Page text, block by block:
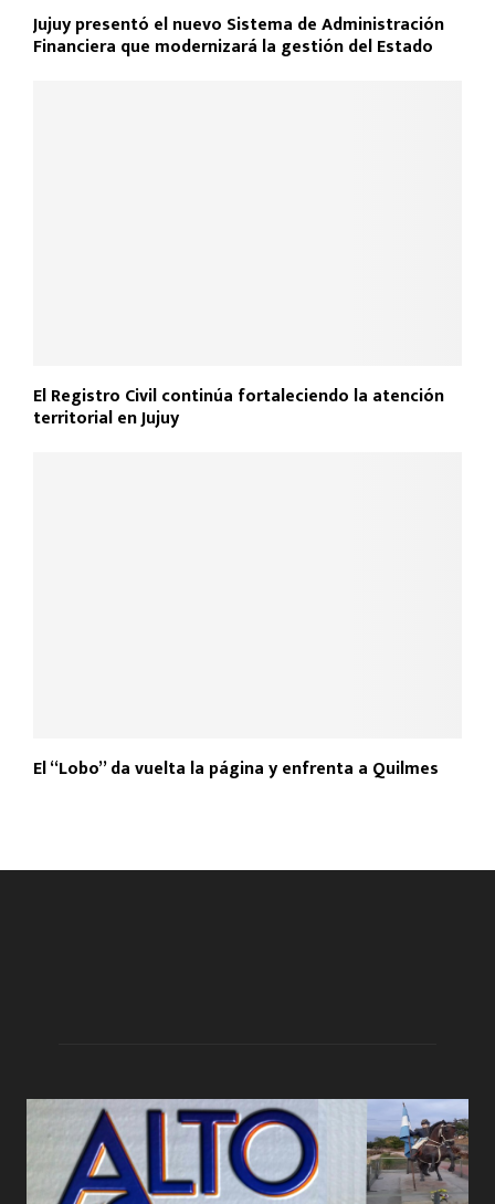
Jujuy presentó el nuevo Sistema de Administración
Financiera que modernizará la gestión del Estado
El Registro Civil continúa fortaleciendo la atención
territorial en Jujuy
El “Lobo” da vuelta la página y enfrenta a Quilmes